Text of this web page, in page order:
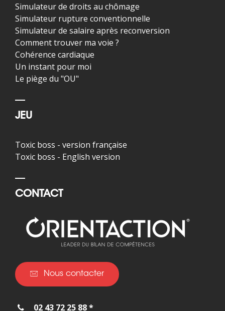
Simulateur de droits au chômage
Simulateur rupture conventionnelle
Simulateur de salaire après reconversion
Comment trouver ma voie ?
Cohérence cardiaque
Un instant pour moi
Le piège du "OU"
JEU
Toxic boss - version française
Toxic boss - English version
CONTACT
Nous contacter
02 43 72 25 88 *